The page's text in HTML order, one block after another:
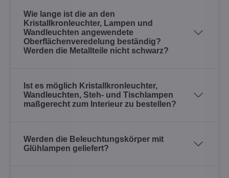
Wie lange ist die an den
Kristallkronleuchter, Lampen und
Wandleuchten angewendete
Oberflächenveredelung beständig?
Werden die Metallteile nicht schwarz?
Ist es möglich Kristallkronleuchter,
Wandleuchten, Steh- und Tischlampen
maßgerecht zum Interieur zu bestellen?
Werden die Beleuchtungskörper mit
Glühlampen geliefert?